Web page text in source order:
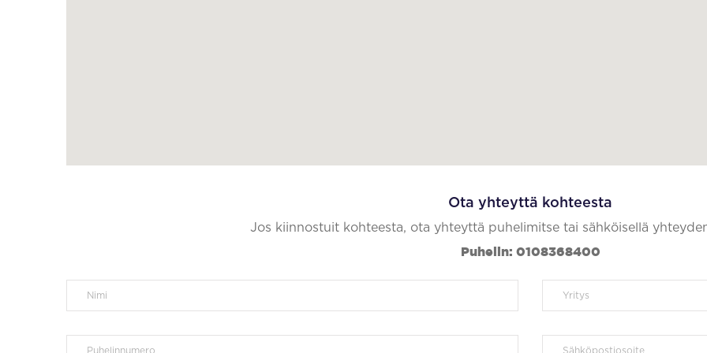
Ota yhteyttä kohteesta
Jos kiinnostuit kohteesta, ota yhteyttä puhelimitse tai sähköisellä
Puhelin: 0108368400